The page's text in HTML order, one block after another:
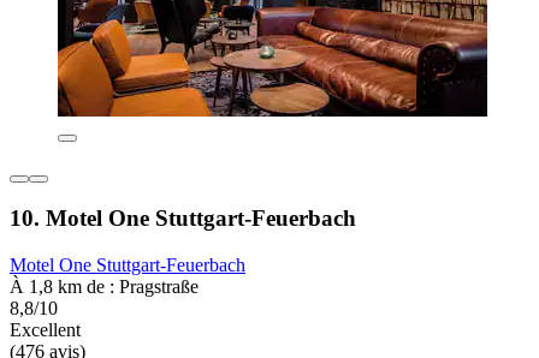
10. Motel One Stuttgart-Feuerbach
Motel One Stuttgart-Feuerbach
À 1,8 km de : Pragstraße
8,8/10
Excellent
(476 avis)